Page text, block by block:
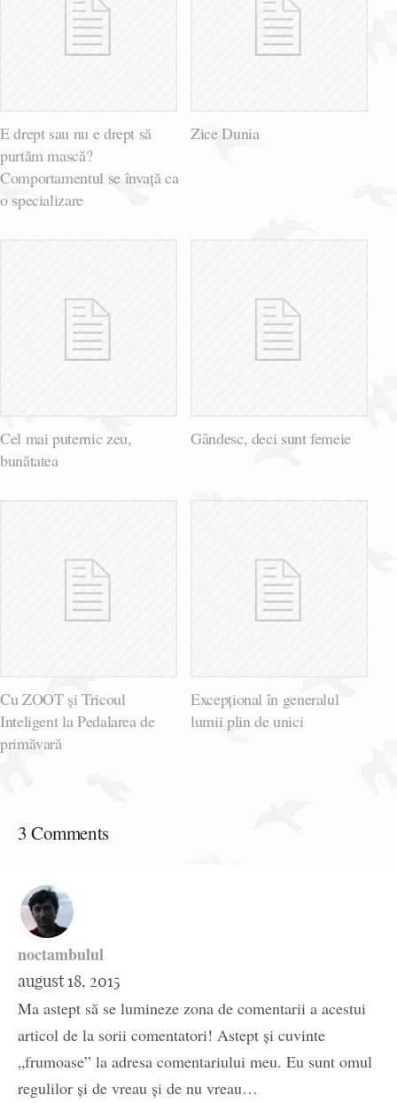
E drept sau nu e drept să
purtăm mască?
Comportamentul se învață ca
o specializare
Zice Dunia
Cel mai puternic zeu,
bunătatea
Gândesc, deci sunt femeie
Cu ZOOT și Tricoul
Inteligent la Pedalarea de
primăvară
Excepțional în generalul
lumii plin de unici
3 Comments
noctambulul
august 18, 2015
Ma astept să se lumineze zona de comentarii a acestui
articol de la sorii comentatori! Astept și cuvinte
„frumoase” la adresa comentariului meu. Eu sunt omul
regulilor și de vreau și de nu vreau…